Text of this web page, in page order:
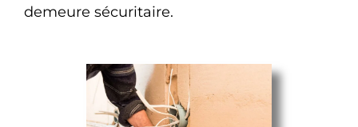
demeure sécuritaire.